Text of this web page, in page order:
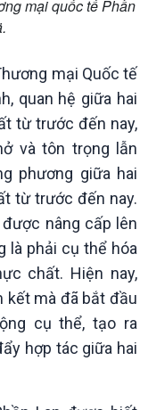
biên giới và hải
biển, đảo Việt
mại quốc tế Phần
mại Quốc tế
quan hệ giữa hai
từ trước đến nay,
và tôn trọng lẫn
phương giữa hai
từ trước đến nay.
nâng cấp lên
là phải cụ thể hóa
chất. Hiện nay,
kết mà đã bắt đầu
cụ thể, tạo ra
hợp tác giữa hai